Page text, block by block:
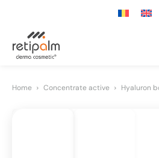
Home Concentrate active Hyaluron